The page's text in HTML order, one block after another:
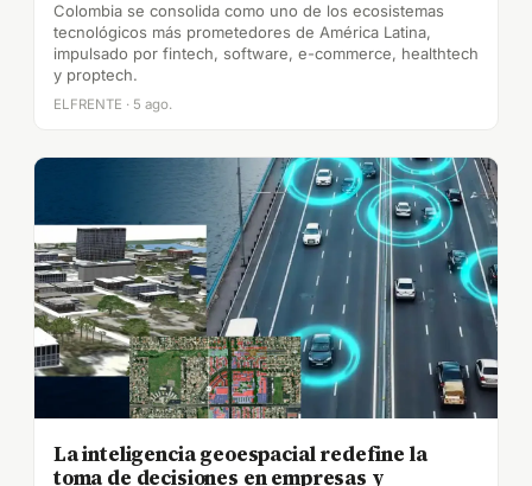
Colombia se consolida como uno de los ecosistemas
tecnológicos más prometedores de América Latina,
impulsado por fintech, software, e-commerce, healthtech
y proptech.
ELFRENTE · 5 ago.
La inteligencia geoespacial redefine la
toma de decisiones en empresas y